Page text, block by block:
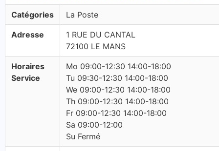
Catégories La Poste
Adresse
1 RUE DU CANTAL
72100 LE MANS
Horaires
Service
Mo 09:00-12:30 14:00-18:00
Tu 09:30-12:30 14:00-18:00
We 09:00-12:30 14:00-18:00
Th 09:00-12:30 14:00-18:00
Fr 09:00-12:30 14:00-18:00
Sa 09:00-12:00
Su Fermé